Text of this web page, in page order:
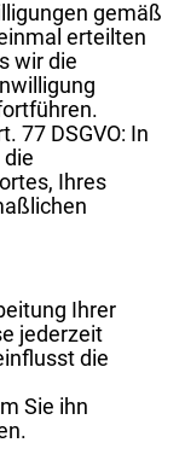
gemäß
erteilten
wir die
77 DSGVO: In
die
Ihres
Ihrer
jederzeit
die
Sie ihn